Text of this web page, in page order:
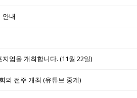
안내
엄을 개최합니다. (11월 22일)
의 전주 개최 (유튜브 중계)